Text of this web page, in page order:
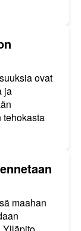
ovat
ja
tehokasta
maahan